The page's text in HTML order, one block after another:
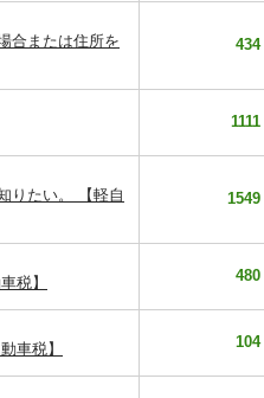
合または住所を
434
1111
りたい。 【軽自
1549
税】 480
車税】 104